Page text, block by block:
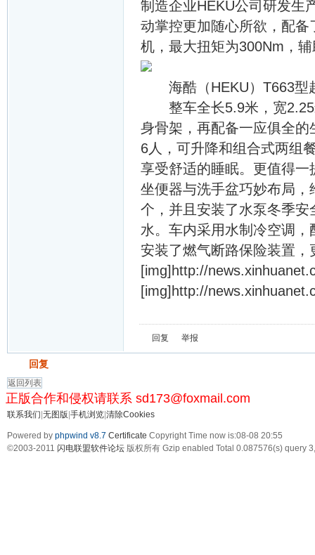
制造企业HEKU公司研发生
动掌控更加随心所欲，配
机，最大扭矩为300Nm，
海酷（HEKU）T663型
整车全长5.9米，宽2.25
身骨架，再配备一应俱全
6人，可升降和组合式两组
享受舒适的睡眠。更值得
坐便器与洗手盆巧妙布局
个，并且安装了水泵冬季
水。车内采用水制冷空调
安装了燃气断路保险装置，
[img]http://
[img]http://
回复 举报
回复
返回列表
正版合作和侵权请联系 sd173@foxmail.com
联系我们 无图版 手机浏览 清除Cookies
Powered by phpwind v8.7 Certificate Copyright Time now is:08-08 20:55
©2003-2011 闪电联盟软件论坛 版权所有 Gzip enabled Total 0.087576(s) query 3,